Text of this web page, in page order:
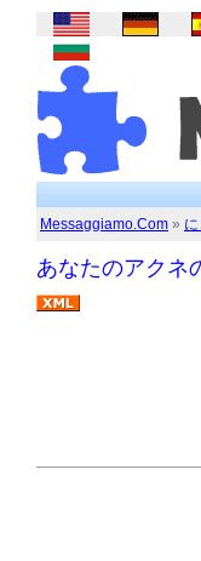
Messaggiamo.Com »
あなたのアクネ